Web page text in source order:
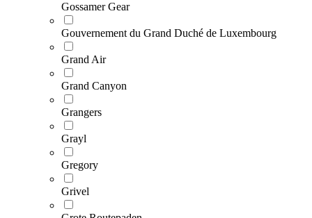
Gossamer Gear
Gouvernement du Grand Duché de Luxembourg
Grand Air
Grand Canyon
Grangers
Grayl
Gregory
Grivel